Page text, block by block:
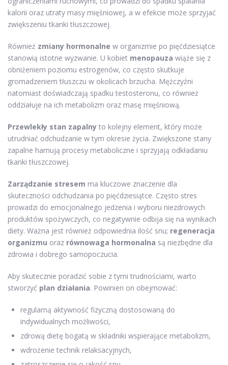
kalorii oraz utraty masy mięśniowej, a w efekcie może sprzyjać
zwiększeniu tkanki tłuszczowej.
Również zmiany hormonalne w organizmie po pięćdziesiątce
stanowią istotne wyzwanie. U kobiet menopauza wiąże się z
obniżeniem poziomu estrogenów, co często skutkuje
gromadzeniem tłuszczu w okolicach brzucha. Mężczyźni
natomiast doświadczają spadku testosteronu, co również
oddziałuje na ich metabolizm oraz masę mięśniową.
Przewlekły stan zapalny to kolejny element, który może
utrudniać odchudzanie w tym okresie życia. Zwiększone stany
zapalne hamują procesy metaboliczne i sprzyjają odkładaniu
tkanki tłuszczowej.
Zarządzanie stresem ma kluczowe znaczenie dla
skuteczności odchudzania po pięćdziesiątce. Często stres
prowadzi do emocjonalnego jedzenia i wyboru niezdrowych
produktów spożywczych, co negatywnie odbija się na wynikach
diety. Ważna jest również odpowiednia ilość snu; regeneracja
organizmu oraz równowaga hormonalna są niezbędne dla
zdrowia i dobrego samopoczucia.
Aby skutecznie poradzić sobie z tymi trudnościami, warto
stworzyć plan działania. Powinien on obejmować:
regularną aktywność fizyczną dostosowaną do
indywidualnych możliwości,
zdrową dietę bogatą w składniki wspierające metabolizm,
wdrożenie technik relaksacyjnych,